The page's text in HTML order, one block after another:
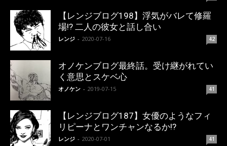
【レンジブログ198】浮気がバレて修羅
場!? 二人の彼女と話し合い
レンジ - 2020-07-16 42
オノケンブログ最終話。受け継がれてい
く意思とスケベ心
オノケン - 2019-07-15 41
【レンジブログ187】女優のようなフィ
リピーナとワンチャンなるか!?
レンジ - 2020-07-01 41